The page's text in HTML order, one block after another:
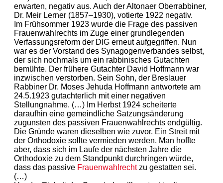
erwarten, negativ aus. Auch der Altonaer Oberrabbiner,
Dr. Meir Lerner (1857–1930), votierte 1922 negativ.
Im Frühsommer 1923 wurde die Frage des passiven
Frauenwahlrechts im Zuge einer grundlegenden
Verfassungsreform der DIG erneut aufgegriffen. Nun
war es der Vorstand des Synagogenverbandes selbst,
der sich nochmals um ein rabbinisches Gutachten
bemühte. Der frühere Gutachter David Hoffmann war
inzwischen verstorben. Sein Sohn, der Breslauer
Rabbiner Dr. Moses Jehuda Hoffmann antwortete am
24.5.1923 gutachterlich mit einer negativen
Stellungnahme. (…) Im Herbst 1924 scheiterte
daraufhin eine gemeindliche Satzungsänderung
zugunsten des passiven Frauenwahlrechts endgültig.
Die Gründe waren dieselben wie zuvor. Ein Streit mit
der Orthodoxie sollte vermieden werden. Man hoffte
aber, dass sich im Laufe der nächsten Jahre die
Orthodoxie zu dem Standpunkt durchringen würde,
dass das passive Frauenwahlrechtzu gestatten sei.
(…)